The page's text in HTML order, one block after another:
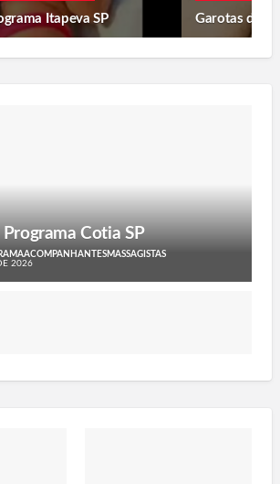
Itapeva SP Garotas de
Cotia SP
2026